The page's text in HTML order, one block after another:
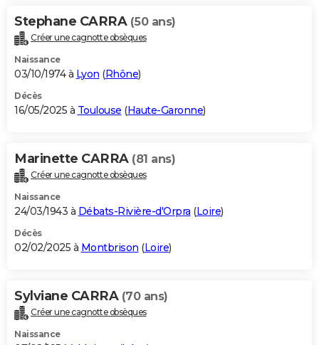
Stephane CARRA (50 ans)
Créer une cagnotte obsèques
Naissance
03/10/1974 à Lyon (Rhône)
Décès
16/05/2025 à Toulouse (Haute-Garonne)
Marinette CARRA (81 ans)
Créer une cagnotte obsèques
Naissance
24/03/1943 à Débats-Rivière-d'Orpra (Loire)
Décès
02/02/2025 à Montbrison (Loire)
Sylviane CARRA (70 ans)
Créer une cagnotte obsèques
Naissance